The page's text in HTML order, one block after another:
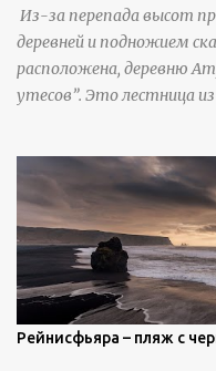
Из-за перепада высот
деревней и подножием
расположена, деревню
утесов”. Это лестница
стальными лестницами
передвижение детей и
Подъем от подножия
часов. По словам
в деревню, поскольку
приятный климат и
проживания, ведения
Рейнисфьяра – пляж с